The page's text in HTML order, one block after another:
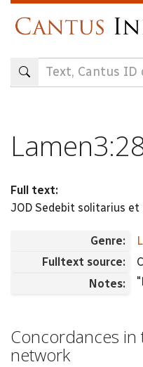
content
Full text:
JOD Sedebit solitarius
Genre:
L
Fulltext source:
Notes:
Concordances in
network